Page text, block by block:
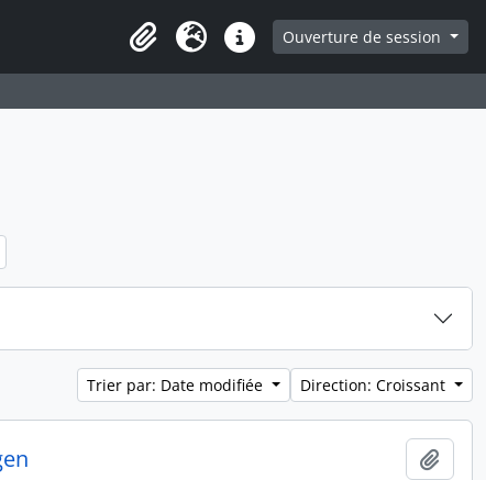
Presse-papier
LangueLiens rapidesOuverture de session
Trier par: Date modifiée Direction: Croissant